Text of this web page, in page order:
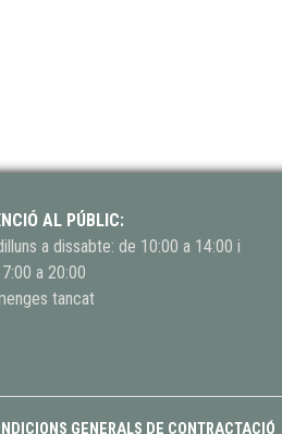
AL PÚBLIC:
a dissabte: de 10:00 a 14:00 i
a 20:00
tancat
GENERALS DE CONTRACTACIÓ